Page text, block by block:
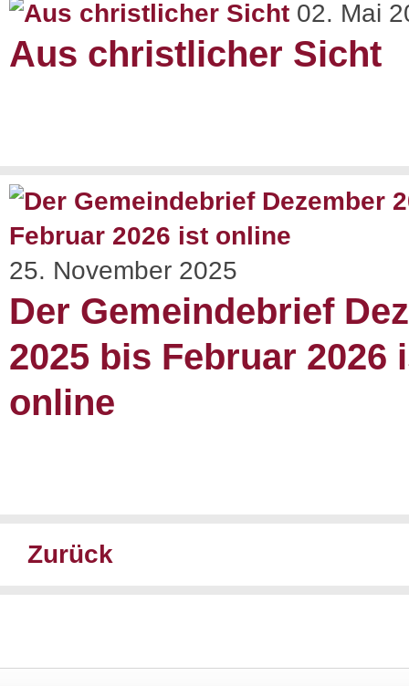
02. Mai
Aus christlicher Sicht
25. November 2025
Der Gemeindebrief
2025 bis Februar 2026
online
Zurück